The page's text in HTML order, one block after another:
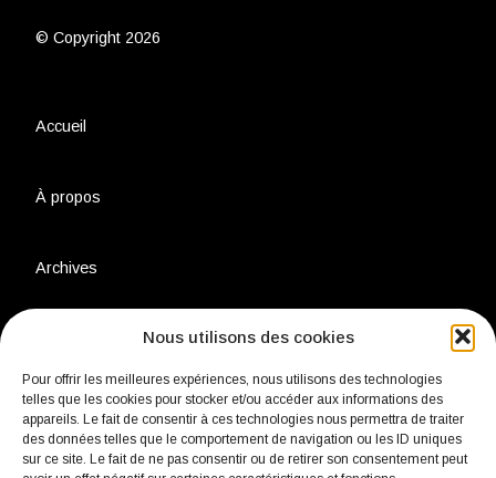
Nous utilisons des cookies
Pour offrir les meilleures expériences, nous utilisons des technologies
telles que les cookies pour stocker et/ou accéder aux informations des
appareils. Le fait de consentir à ces technologies nous permettra de traiter
des données telles que le comportement de navigation ou les ID uniques
sur ce site. Le fait de ne pas consentir ou de retirer son consentement peut
© Copyright 2026
Accueil
À propos
Archives
Charte environnementale
Politique de confidentialité